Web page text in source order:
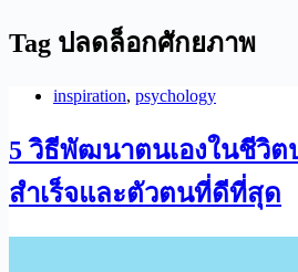
Tag ปลดล็อกศักยภาพ
inspiration, psychology
5 วิธีพัฒนาตนเองในชีวิต
สำเร็จและตัวตนที่ดีที่สุด